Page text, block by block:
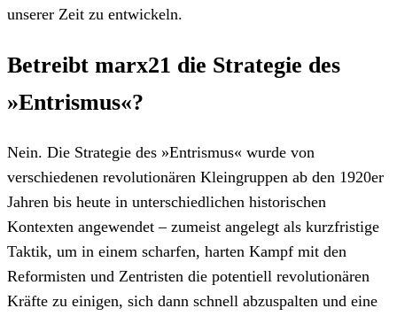
unserer Zeit zu entwickeln.
Betreibt marx21 die Strategie des
»Entrismus«?
Nein. Die Strategie des »Entrismus« wurde von
verschiedenen revolutionären Kleingruppen ab den 1920er
Jahren bis heute in unterschiedlichen historischen
Kontexten angewendet – zumeist angelegt als kurzfristige
Taktik, um in einem scharfen, harten Kampf mit den
Reformisten und Zentristen die potentiell revolutionären
Kräfte zu einigen, sich dann schnell abzuspalten und eine